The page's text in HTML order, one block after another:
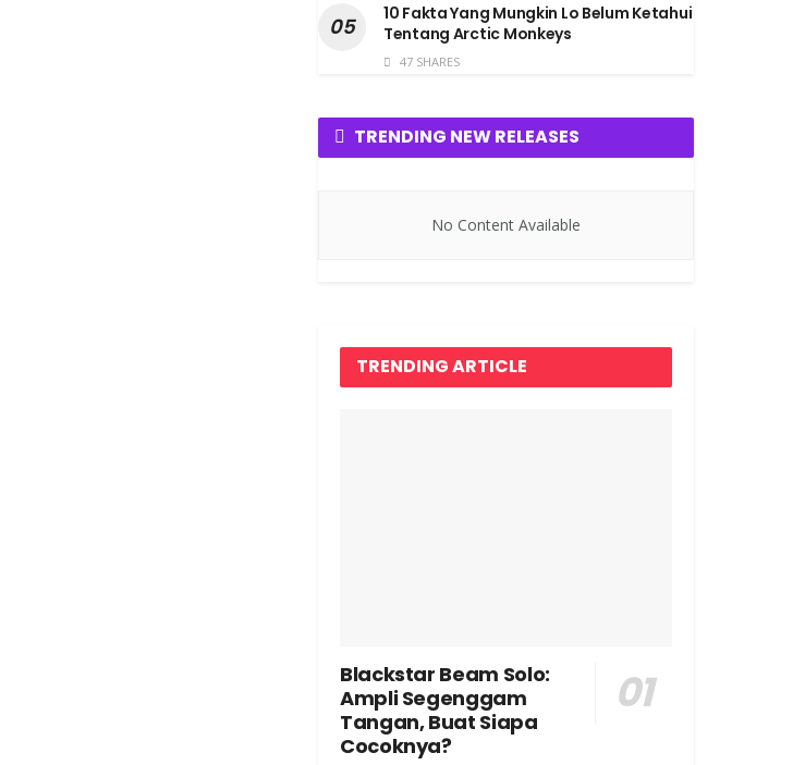
10 Fakta Yang Mungkin Lo Belum Ketahui
Tentang Arctic Monkeys
47 SHARES
TRENDING NEW RELEASES
No Content Available
TRENDING ARTICLE
Blackstar Beam Solo:
Ampli Segenggam
Tangan, Buat Siapa
Cocoknya?